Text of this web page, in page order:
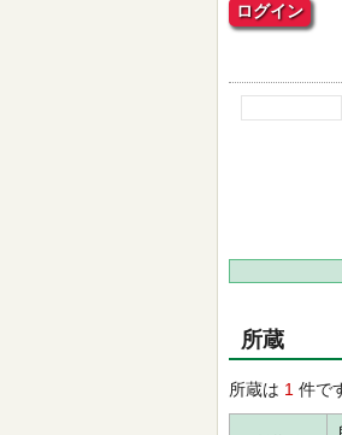
ログイン
所蔵
所蔵は 1 件で